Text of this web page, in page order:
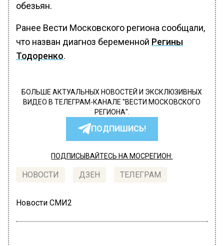
обезьян.
Ранее Вести Московского региона сообщали,
что назван диагноз беременной Регины
Тодоренко.
БОЛЬШЕ АКТУАЛЬНЫХ НОВОСТЕЙ И ЭКСКЛЮЗИВНЫХ
ВИДЕО В ТЕЛЕГРАМ-КАНАЛЕ "ВЕСТИ МОСКОВСКОГО
РЕГИОНА".
ПОДПИШИСЬ!
ПОДПИСЫВАЙТЕСЬ НА МОСРЕГИОН:
НОВОСТИ ДЗЕН ТЕЛЕГРАМ
Новости СМИ2